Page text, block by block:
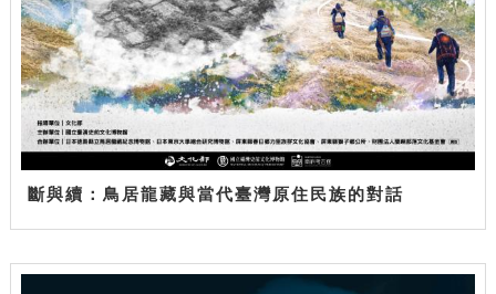
斷與續：鳥居龍藏與當代臺灣原住民族的對話